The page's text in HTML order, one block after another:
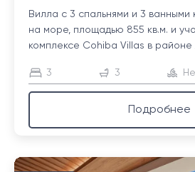
Вилла с 3 спальнями и 3 ванными
на море, площадью 855 кв.м. и
комплексе Cohiba Villas в районе
3 3
Подробнее